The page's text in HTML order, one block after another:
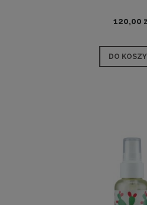
120,00
DO